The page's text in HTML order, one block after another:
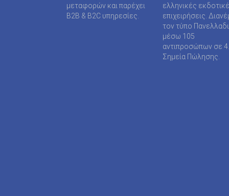
TELEVISION PRINT ΜΟΝΟΠΡΟΣΩΠΗ Ι Κ Ε
μεταφορών και παρέχει
B2B & B2C υπηρεσίες.
ελληνικές
επιχειρήσεις.
τον τύπο
μέσω 105
αντιπροσώπων σε
Σημεία Πώλησης.